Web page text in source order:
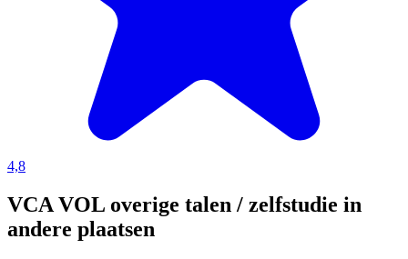
4,8
VCA VOL overige talen / zelfstudie in
andere plaatsen